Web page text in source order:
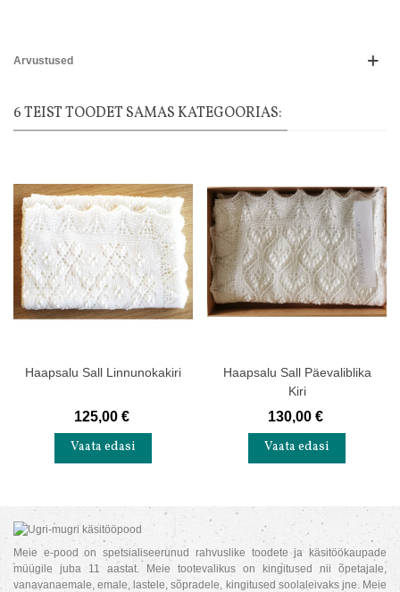
Arvustused
6 TEIST TOODET SAMAS KATEGOORIAS:
Haapsalu Sall Linnunokakiri
125,00 €
Vaata edasi
Haapsalu Sall Päevaliblika
Kiri
130,00 €
Vaata edasi
Meie e-pood on spetsialiseerunud rahvuslike toodete ja käsitöökaupade
müügile juba 11 aastat. Meie tootevalikus on kingitused nii õpetajale,
vanavanaemale, emale, lastele, sõpradele, kingitused soolaleivaks jne. Meie